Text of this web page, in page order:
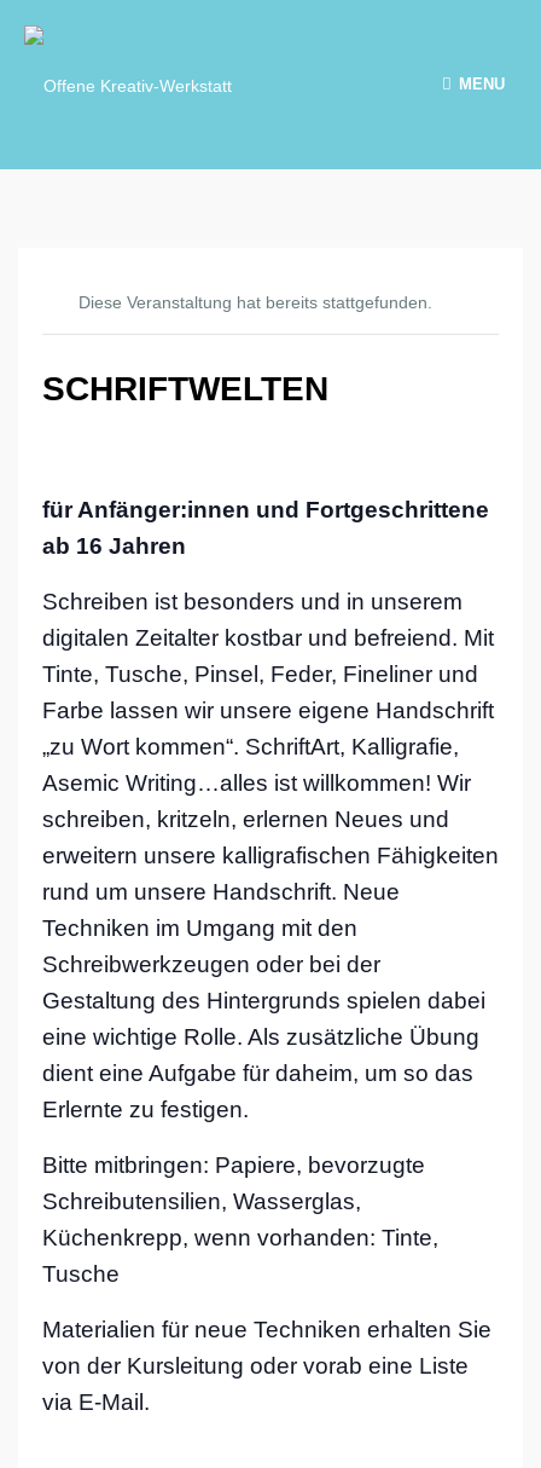
MENU
Diese Veranstaltung hat bereits stattgefunden.
SCHRIFTWELTEN
für Anfänger:innen und Fortgeschrittene
ab 16 Jahren
Schreiben ist besonders und in unserem
digitalen Zeitalter kostbar und befreiend. Mit
Tinte, Tusche, Pinsel, Feder, Fineliner und
Farbe lassen wir unsere eigene Handschrift
„zu Wort kommen“. SchriftArt, Kalligrafie,
Asemic Writing…alles ist willkommen! Wir
schreiben, kritzeln, erlernen Neues und
erweitern unsere kalligrafischen Fähigkeiten
rund um unsere Handschrift. Neue
Techniken im Umgang mit den
Schreibwerkzeugen oder bei der
Gestaltung des Hintergrunds spielen dabei
eine wichtige Rolle. Als zusätzliche Übung
dient eine Aufgabe für daheim, um so das
Erlernte zu festigen.
Bitte mitbringen: Papiere, bevorzugte
Schreibutensilien, Wasserglas,
Küchenkrepp, wenn vorhanden: Tinte,
Tusche
Materialien für neue Techniken erhalten Sie
von der Kursleitung oder vorab eine Liste
via E-Mail.